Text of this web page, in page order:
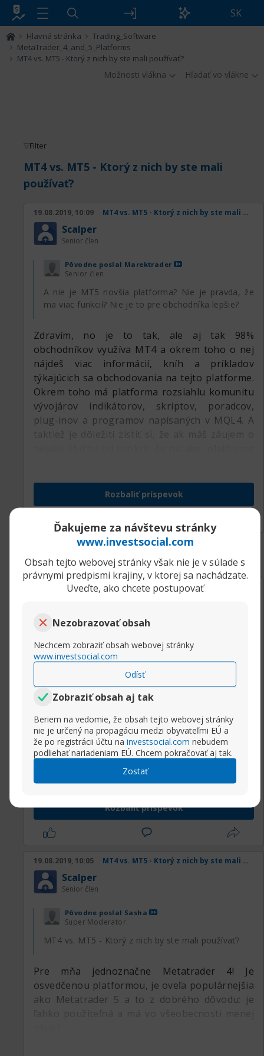
SK
Hlavná stránka
Trading_Software
MetaTrader_4_and_5_Platforms
MT4 vs. MT5 - Ktorý z nich by ste mali používať?
Možnosti vlákna Hľadať vo vlákne
Ďakujeme za návštevu stránky
www.investsocial.com
Obsah tejto webovej stránky však nie je v súlade s
právnymi predpismi krajiny, v ktorej sa nachádzate.
Uveďte, ako chcete postupovať
Nezobrazovať obsah
Nechcem zobraziť obsah webovej stránky
www.investsocial.com
Odísť
Zobraziť obsah aj tak
Beriem na vedomie, že obsah tejto webovej stránky
nie je určený na propagáciu medzi obyvateľmi EÚ a
že po registrácii účtu na investsocial.com nebudem
podliehať nariadeniam EÚ. Chcem pokračovať aj tak.
Zostať
Filter
MT4 vs. MT5 - Ktorý z nich by ste mali
používať?
19.08.2019, 10:09 MT4 vs. MT5 - Ktorý z nich by ste mali používať?
Scalper
Senior člen
Pôvodne poslal Marektrader
Senior člen
A nie je MT5 novšia platforma? Nie je pravda, že
ma viac funkcií? Nie je to pre obchodníka lepšie?
Zdravím, no je to tak, ale aj tak 98%
obchodníkov využíva MT4 a okrem toho o nej
nájdeš viac informácií, kníh a príkladov
týkajúcich sa obchodovania na tejto platforme.
Okrem toho má platforma rozsiahlu komunitu
vývojárov indikátorov, skriptov, poradcov,
plug-inov a programov napísaných v MQL4. A
taktiež je dôležití zistiť si, že ak máš záujem o
Rozbaliť príspevok
19.08.2019, 10:06
Senior člen
Pre mňa jednoznačne Metatrader 4! Je osvedčenou
platformou, je oveľa populárnejšia ako Metatrader
5 a to z dobrého dôvodu: je ľahko použiteľná a má
vo všeobecnosti menej závad.
A nie je MT5 novšia platforma? Nie je pravda,
že ma viac funkcií? Nie je to pre obchodníka
lepšie?
Rozbaliť príspevok
19.08.2019, 10:05 MT4 vs. MT5 - Ktorý z nich by ste mali používať?
Scalper
Senior člen
Pôvodne poslal Sasha
Super Moderator
MT4 vs. MT5 - Ktorý z nich by ste mali používať?
Pre mňa jednoznačne Metatrader 4! Je
osvedčenou platformou, je oveľa populárnejšia
ako Metatrader 5 a to z dobrého dôvodu: je
ľahko použiteľná a má vo všeobecnosti menej